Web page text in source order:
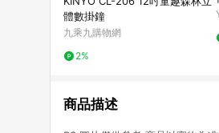
體數掛鐘
九乘九購物網
2%
商品描述